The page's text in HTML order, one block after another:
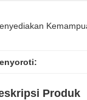
Produk